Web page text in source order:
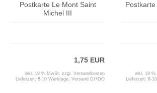
Postkarte Le Mont Saint
Michel III
1,75 EUR
inkl. 19 % MwSt. zzgl. Versandkosten
Lieferzeit: 8-10 Werktage, Versand DI+DO
inkl. 19 %
Lieferzeit: 8-